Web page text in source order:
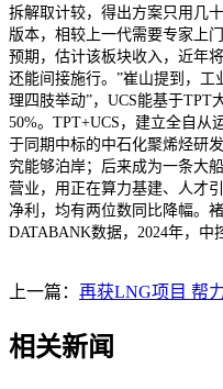
拆解取计较，得出方案只用几
版本，相较上一代需要专家上
预期，估计该板块收入，近年
还能间接施行。”崔山提到，
理四肢举动”，UCS能基于TPT
50%。TPT+UCS，建立全自从
于同期中标的中石化聚烯烃研
究能够泊岸；后来成为一条大
营业，用正在算力基建、人才
净利，均有两位数同比降幅。
DATABANK数据，2024年，中
上一篇： 再获LNG项目 帮
相关新闻